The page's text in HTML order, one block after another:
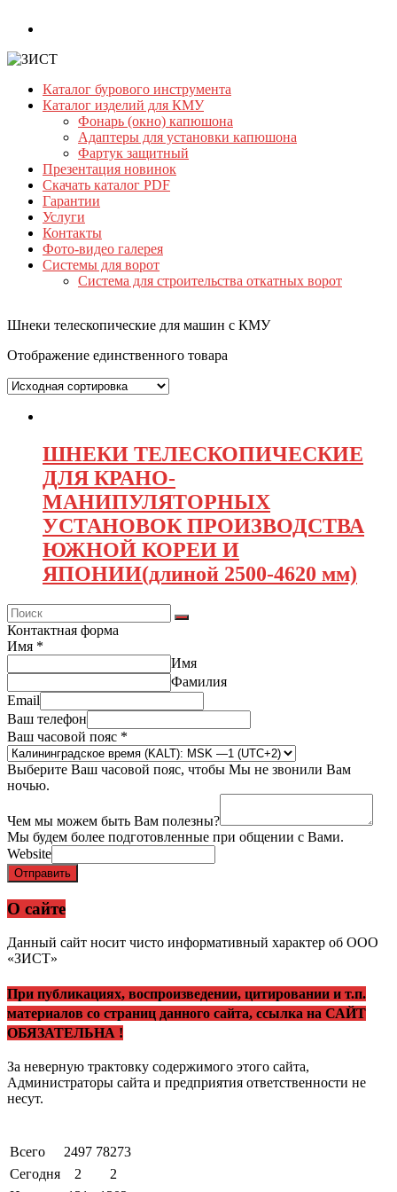
ЗИСТ
Бурильный
инструмент.
инструмент
Каталог бурового инструмента
Каталог изделий для КМУ
Фонарь (окно) капюшона
Адаптеры для установки капюшона
Фартук защитный
Презентация новинок
Скачать каталог PDF
Гарантии
Услуги
Контакты
Фото-видео галерея
Системы для ворот
Система для строительства откатных ворот
Шнеки телескопические для машин с КМУ
Отображение единственного товара
ШНЕКИ ТЕЛЕСКОПИЧЕСКИЕ
ДЛЯ КРАНО-
МАНИПУЛЯТОРНЫХ
УСТАНОВОК ПРОИЗВОДСТВА
ЮЖНОЙ КОРЕИ И
ЯПОНИИ(длиной 2500-4620 мм)
Контактная форма
Имя *
Имя
Фамилия
Email
Ваш телефон
Ваш часовой пояс *
Выберите Ваш часовой пояс, чтобы Мы не звонили Вам
ночью.
Чем мы можем быть Вам полезны?
Мы будем более подготовленные при общении с Вами.
Website
Отправить
О сайте
Данный сайт носит чисто информативный характер об ООО
«ЗИСТ»
При публикациях, воспроизведении, цитировании и т.п.
материалов со страниц данного сайта, ссылка на САЙТ
ОБЯЗАТЕЛЬНА !
За неверную трактовку содержимого этого сайта,
Администраторы сайта и предприятия ответственности не
несут.
Всего 2497 78273
Сегодня
2
2